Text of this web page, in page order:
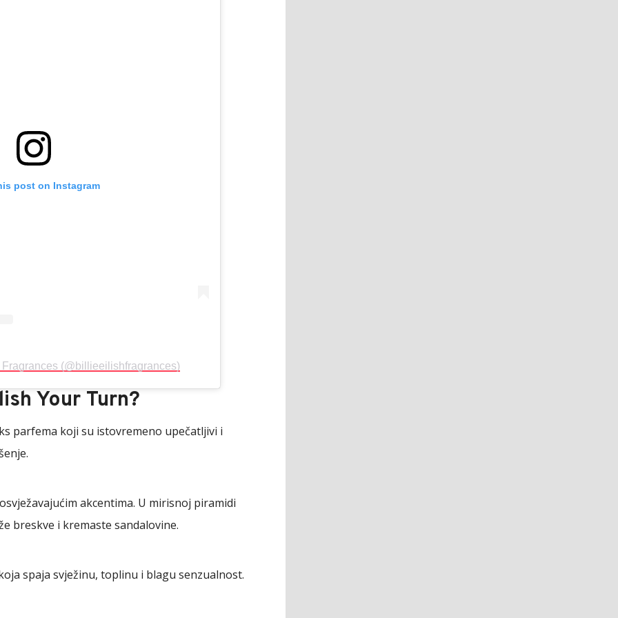
post on Instagram
(@billieeilishfragrances)
Your Turn?
parfema koji su istovremeno upečatljivi i
akcentima. U mirisnoj piramidi
breskve i kremaste sandalovine.
spaja svježinu, toplinu i blagu senzualnost.